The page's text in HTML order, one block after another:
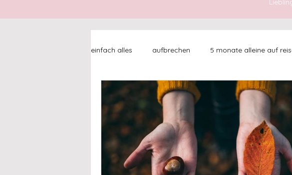
einfach alles aufbrechen 5 monate alleine auf
fühlen beziehungen freundschaften
failing feminist alltagsgeschichten
how to... jetzt & immer lieblinge